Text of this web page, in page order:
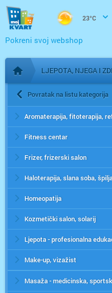
23°C
Pokreni svoj webshop
Početna stranica
LJEPOTA, NJEGA I
Povratak na listu kategorija
Aromaterapija, fitoterapija,
Fitness centar
Frizer, frizerski salon
Haloterapija, slana soba,
Homeopatija
Kozmetički salon, solarij
Ljepota - profesionalna
Make-up, vizažist
Masaža - medicinska,